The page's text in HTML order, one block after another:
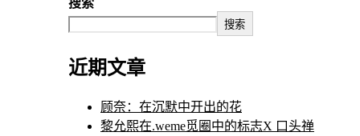
搜索
搜索
近期文章
顾奈：在沉默中开出的花
黎允熙在.weme觅圈中的标志X 口头禅